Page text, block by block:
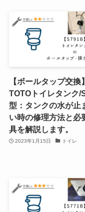
【ボールタップ交換】
TOTOトイレタンク/
型：タンクの水が止
い時の修理方法と必
具を解説します。
2023年1月15日 トイレ